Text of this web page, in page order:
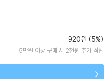
920원 (5%)
5만원 이상 구매 시 2천원 추가 적립